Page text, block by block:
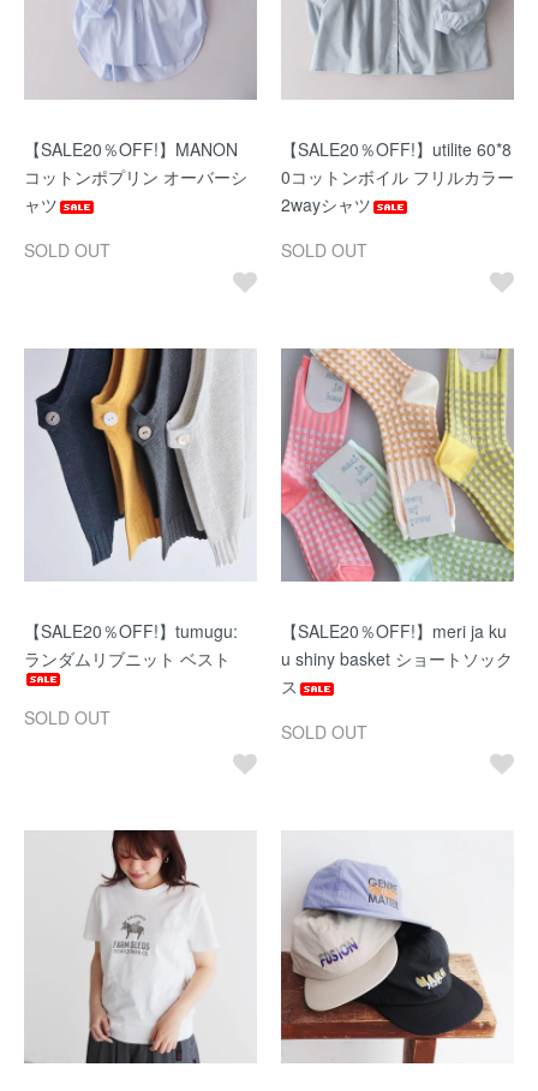
【SALE20％OFF!】MANON
コットンポプリン オーバーシ
ャツ
SOLD OUT
【SALE20％OFF!】utilite 60*8
0コットンボイル フリルカラー
2wayシャツ
SOLD OUT
【SALE20％OFF!】tumugu:
ランダムリブニット ベスト
SOLD OUT
【SALE20％OFF!】meri ja ku
u shiny basket ショートソック
ス
SOLD OUT